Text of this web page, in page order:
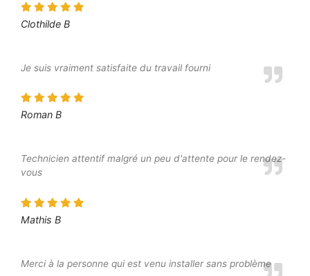
Clothilde B
Je suis vraiment satisfaite du travail fourni
Roman B
Technicien attentif malgré un peu d'attente pour le rendez-
vous
Mathis B
Merci à la personne qui est venu installer sans problème